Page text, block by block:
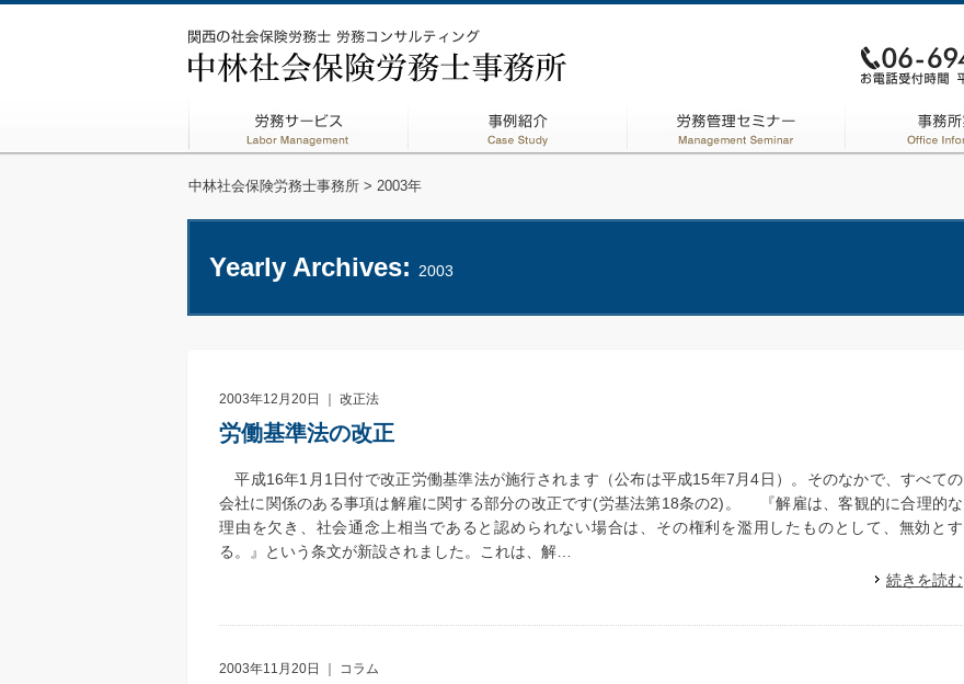
中林社会保険労務士事務所 > 2003年
Yearly Archives: 2003
2003年12月20日 ｜ 改正法
労働基準法の改正
平成16年1月1日付で改正労働基準法が施行されます（公布は平成15年7月4日）。そのなかで、すべての
会社に関係のある事項は解雇に関する部分の改正です(労基法第18条の2)。 『解雇は、客観的に合理的な
理由を欠き、社会通念上相当であると認められない場合は、その権利を濫用したものとして、無効とす
る。』という条文が新設されました。これは、解…
続きを読む
2003年11月20日 ｜ コラム